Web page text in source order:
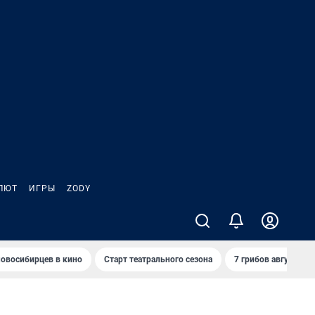
ИГРЫ ZODY
в кино Старт театрального сезона 7 грибов августа